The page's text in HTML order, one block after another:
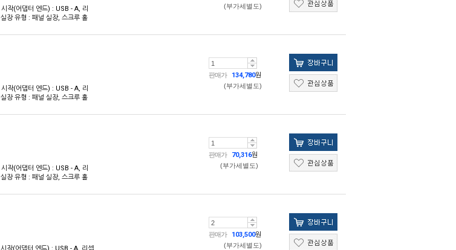
작(어댑터 엔드) : USB - A, 리
장 유형 : 패널 실장, 스크루 홀
(부가세별도)
작(어댑터 엔드) : USB - A, 리
장 유형 : 패널 실장, 스크루 홀
판매가 134,780원
(부가세별도)
작(어댑터 엔드) : USB - A, 리
장 유형 : 패널 실장, 스크루 홀
판매가 70,316원
(부가세별도)
판매가 103,500원
(부가세별도)